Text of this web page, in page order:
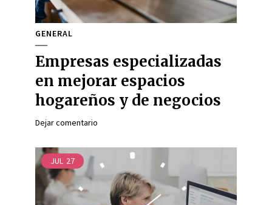
GENERAL
Empresas especializadas
en mejorar espacios
hogareños y de negocios
Dejar comentario
JUL 27